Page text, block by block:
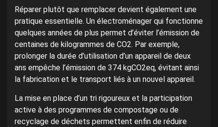
Réparer plutôt que remplacer devient également une
pratique essentielle. Un électroménager qui fonctionne
quelques années de plus permet d’éviter l’émission de
centaines de kilogrammes de CO2. Par exemple,
prolonger la durée d’utilisation d’un appareil de deux
ans empêche l’émission de 374 kgCO2eq, évitant ainsi
la fabrication et le transport liés à un nouvel appareil.
La mise en place d’un tri rigoureux et la participation
active à des programmes de compostage ou de
recyclage de déchets permettent enfin de réduire